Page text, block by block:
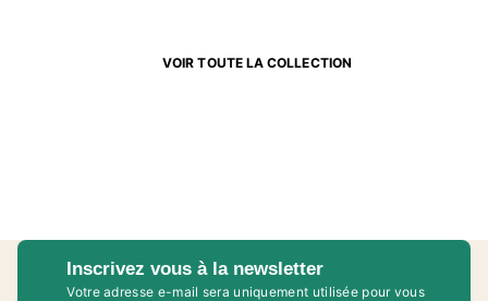
VOIR TOUTE LA COLLECTION
Inscrivez vous à la newsletter
Votre adresse e-mail sera uniquement utilisée pour vous